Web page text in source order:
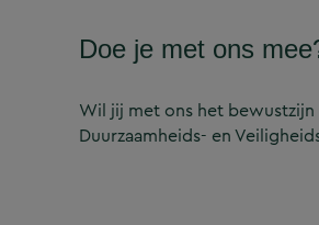
Doe je met ons
Wil jij met ons het
Duurzaamheids- en